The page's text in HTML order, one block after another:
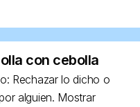
con cebolla
Rechazar lo dicho o
alguien. Mostrar